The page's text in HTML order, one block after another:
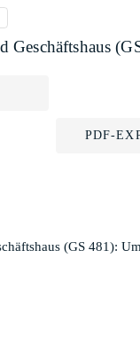
Geschäftshaus
PDF-
(GS 481):